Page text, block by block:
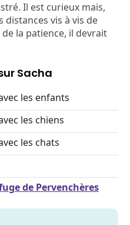
Il est curieux mais,
vis à vis de
la patience, il devrait
Sacha
les enfants
les chiens
les chats
de Pervenchères